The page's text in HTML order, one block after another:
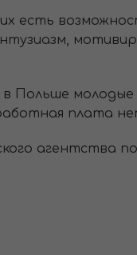
есть
молодые
плата
агентства